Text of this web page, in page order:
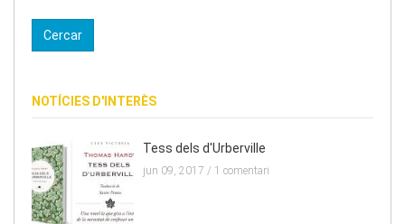
NOTÍCIES D'INTERÈS
Tess dels d'Urberville
jun 09, 2017 / 1 comentari